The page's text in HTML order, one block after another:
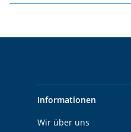
Informationen
Wir über uns